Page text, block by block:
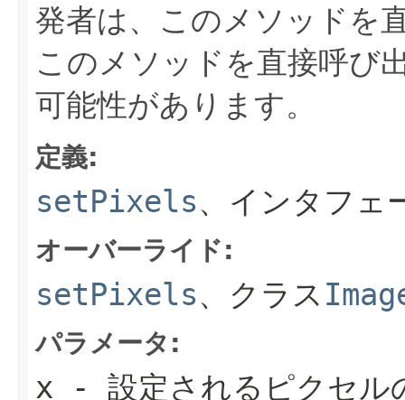
発者は、このメソッドを
このメソッドを直接呼び
可能性があります。
定義:
setPixels、インタフェ
オーバーライド:
setPixels、クラス
パラメータ:
x - 設定されるピクセル